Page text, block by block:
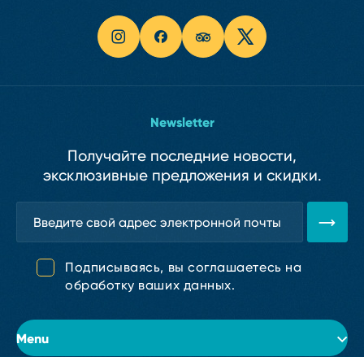
Menu
Newsletter
Получайте последние новости,
эксклюзивные предложения и скидки.
Подписываясь, вы соглашаетесь на
обработку ваших данных.